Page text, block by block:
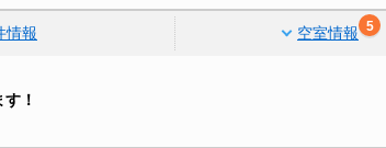
情報 空室情報 5
！